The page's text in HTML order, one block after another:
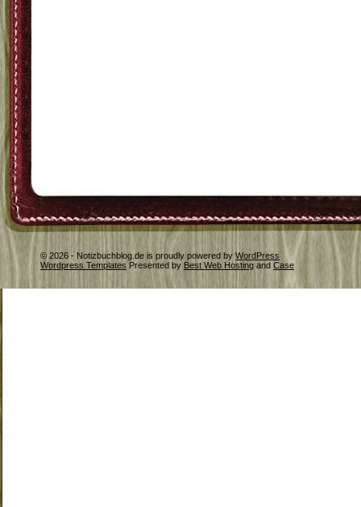
© 2026 - Notizbuchblog.de is proudly powered by WordPress
Wordpress Templates Presented by Best Web Hosting and Case